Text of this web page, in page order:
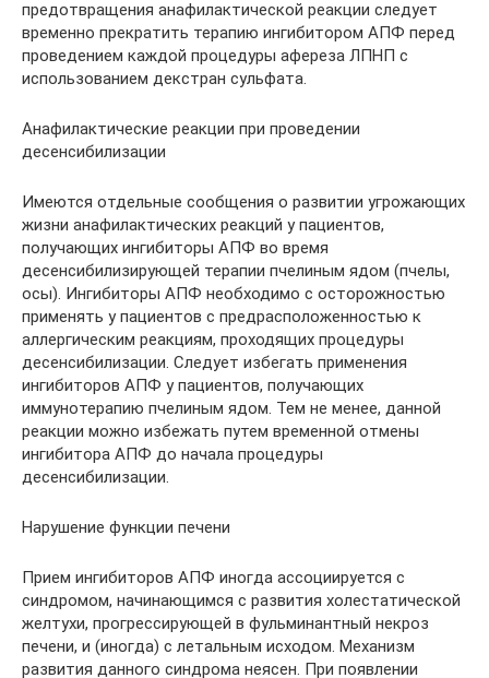
предотвращения анафилактической реакции следует
временно прекратить терапию ингибитором АПФ перед
проведением каждой процедуры афереза ЛПНП с
использованием декстран сульфата.
Анафилактические реакции при проведении
десенсибилизации
Имеются отдельные сообщения о развитии угрожающих
жизни анафилактических реакций у пациентов,
получающих ингибиторы АПФ во время
десенсибилизирующей терапии пчелиным ядом (пчелы,
осы). Ингибиторы АПФ необходимо с осторожностью
применять у пациентов с предрасположенностью к
аллергическим реакциям, проходящих процедуры
десенсибилизации. Следует избегать применения
ингибиторов АПФ у пациентов, получающих
иммунотерапию пчелиным ядом. Тем не менее, данной
реакции можно избежать путем временной отмены
ингибитора АПФ до начала процедуры
десенсибилизации.
Нарушение функции печени
Прием ингибиторов АПФ иногда ассоциируется с
синдромом, начинающимся с развития холестатической
желтухи, прогрессирующей в фульминантный некроз
печени, и (иногда) с летальным исходом. Механизм
развития данного синдрома неясен. При появлении